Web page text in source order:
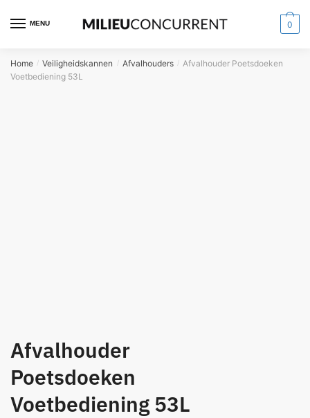
MENU 0
Home / Veiligheidskannen / Afvalhouders / Afvalhouder Poetsdoeken
Voetbediening 53L
Afvalhouder
Poetsdoeken
Voetbediening 53L